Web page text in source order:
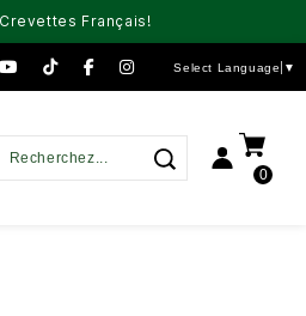
Français!
Select Language ▼
0